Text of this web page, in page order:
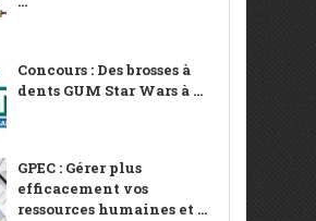
Concours : Des brosses à
dents GUM Star Wars à ...
GPEC : Gérer plus
efficacement vos
ressources humaines et ...